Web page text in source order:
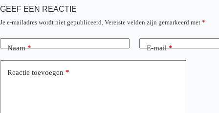
GEEF EEN REACTIE
Je e-mailadres wordt niet gepubliceerd. Vereiste velden zijn gemarkeerd met *
Naam* E-mail*
Reactie toevoegen *